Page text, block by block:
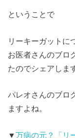
ということで
リーキーガットに
お医者さんのブロ
たのでシェアしま
パレオさんのブロ
ますよね。
▼万病の元？「リ